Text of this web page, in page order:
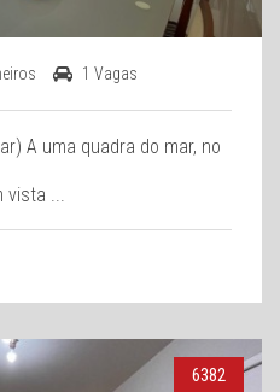
1 Vagas
A uma quadra do mar, no
vista ...
6382